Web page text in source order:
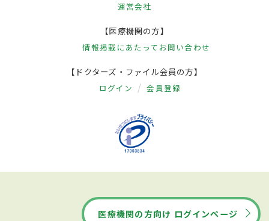
運営会社
【医療機関の方】
情報掲載にあたって お問い合わせ
【ドクターズ・ファイル会員の方】
ログイン 会員登録
医療機関の方向け ログインページ